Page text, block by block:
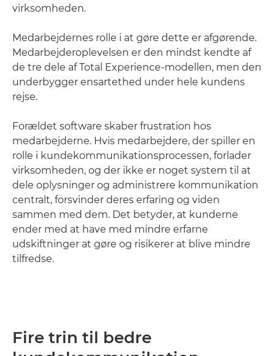
virksomheden.
Medarbejdernes rolle i at gøre dette er afgørende.
Medarbejderoplevelsen er den mindst kendte af
de tre dele af Total Experience-modellen, men den
underbygger ensartethed under hele kundens
rejse.
Forældet software skaber frustration hos
medarbejderne. Hvis medarbejdere, der spiller en
rolle i kundekommunikationsprocessen, forlader
virksomheden, og der ikke er noget system til at
dele oplysninger og administrere kommunikation
centralt, forsvinder deres erfaring og viden
sammen med dem. Det betyder, at kunderne
ender med at have med mindre erfarne
udskiftninger at gøre og risikerer at blive mindre
tilfredse.
Fire trin til bedre